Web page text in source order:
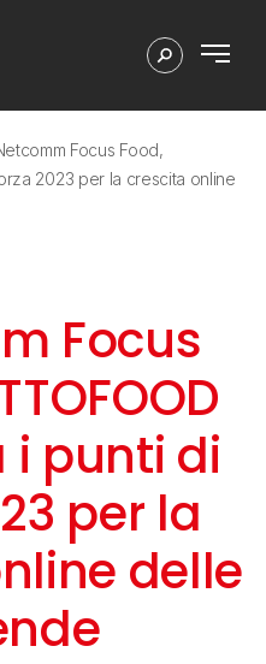
Focus Food,
2023 per la crescita online
Focus
i punti di
per la
delle